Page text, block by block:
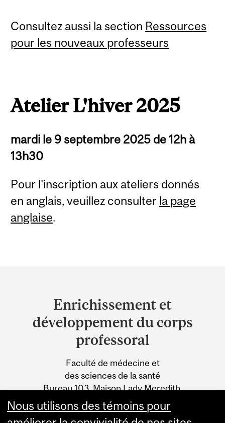
Consultez aussi la section Ressources
pour les nouveaux professeurs
Atelier L'hiver 2025
mardi le 9 septembre 2025 de 12h à
13h30
Pour l'inscription aux ateliers donnés
en anglais, veuillez consulter la page
anglaise.
University
Information
Enrichissement et
développement du corps
professoral
Faculté de médecine et
des sciences de la santé
Bureau 103, Maison Lady Meredith,
1110, avenue des Pins Ouest
Montréal (Québec) H3A 1A3
Nous utilisons des témoins pour